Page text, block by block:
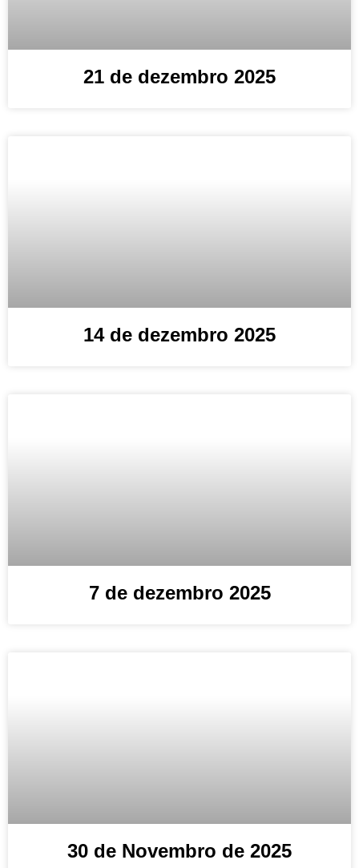
21 de dezembro 2025
14 de dezembro 2025
7 de dezembro 2025
30 de Novembro de 2025